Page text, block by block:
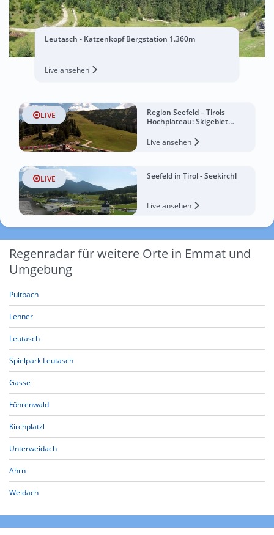
Leutasch - Katzenkopf Bergstation 1.360m
Live ansehen
LIVE
Region Seefeld – Tirols
Hochplateau: Skigebiet
Live ansehen
LIVE Seefeld in Tirol - Seekirchl
Live ansehen
Regenradar für weitere Orte in Emmat und
Umgebung
Puitbach
Lehner
Leutasch
Spielpark Leutasch
Gasse
Föhrenwald
Kirchplatzl
Unterweidach
Ahrn
Weidach